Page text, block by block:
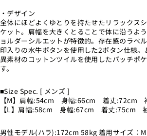
・デザイン
全体にほどよくゆとりを持たせたリラックス
ケット。肩幅を大きくとることで体に沿うよ
ョルダーシルエットが特徴的。存在感のラペ
印入りの水牛ボタンを使用した2ボタン仕様
異素材のコットンツイルを使用したパッチポ
す。
■Size Spec. [ メンズ ]
【M】肩幅:54cm 身幅:66cm 着丈:72cm
【L】肩幅:58cm 身幅:67cm 着丈:75cm
男性モデル(ハラ):172cm 58kg 着用サイズ：M